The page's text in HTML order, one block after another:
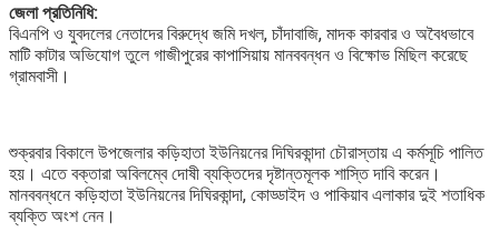
জেলা প্রতিনিধি:
বিএনপি ও যুবদলের নেতাদের বিরুদ্ধে জমি দখল, চাঁদাবাজি, মাদক কারবার ও অবৈধভাবে
মাটি কাটার অভিযোগ তুলে গাজীপুরের কাপাসিয়ায় মানববন্ধন ও বিক্ষোভ মিছিল করেছে
গ্রামবাসী।
শুক্রবার বিকালে উপজেলার কড়িহাতা ইউনিয়নের দিঘিরকান্দা চৌরাস্তায় এ কর্মসূচি পালিত
হয়। এতে বক্তারা অবিলম্বে দোষী ব্যক্তিদের দৃষ্টান্তমূলক শাস্তি দাবি করেন।
মানববন্ধনে কড়িহাতা ইউনিয়নের দিঘিরকান্দা, কোড্ডাইদ ও পাকিয়াব এলাকার দুই শতাধিক
ব্যক্তি অংশ নেন।